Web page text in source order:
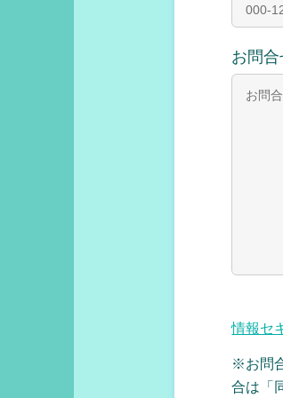
お問
情報セ
※お問
合は「